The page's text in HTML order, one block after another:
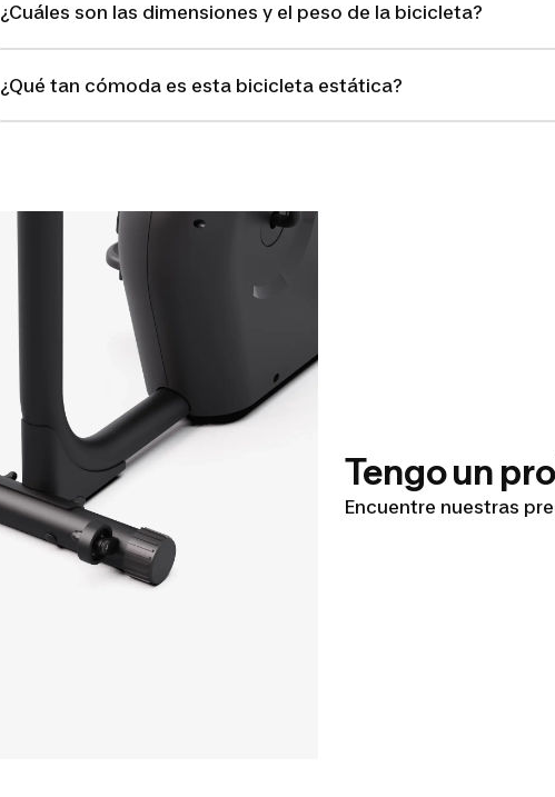
¿Cuáles son las dimensiones y el peso de la bicicleta?
¿Qué tan cómoda es esta bicicleta estática?
Tengo un
Encuentre nuestras